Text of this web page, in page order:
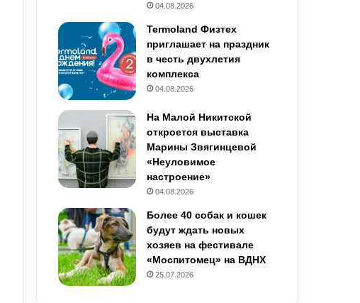
04.08.2026
Termoland Физтех
приглашает на праздник
в честь двухлетия
комплекса
04.08.2026
На Малой Никитской
откроется выставка
Марины Звягинцевой
«Неуловимое
настроение»
04.08.2026
Более 40 собак и кошек
будут ждать новых
хозяев на фестивале
«Моспитомец» на ВДНХ
25.07.2026